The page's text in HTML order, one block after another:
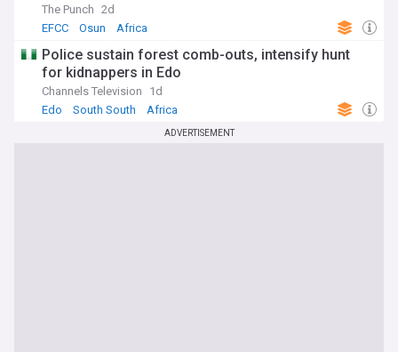
The Punch 2d
EFCC
Osun Africa
Police sustain forest comb-outs, intensify hunt
for kidnappers in Edo
Channels Television
1d
Edo
South South Africa
ADVERTISEMENT